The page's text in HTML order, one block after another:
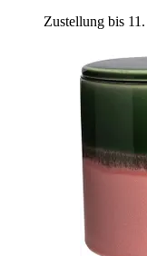
Zustellung bis